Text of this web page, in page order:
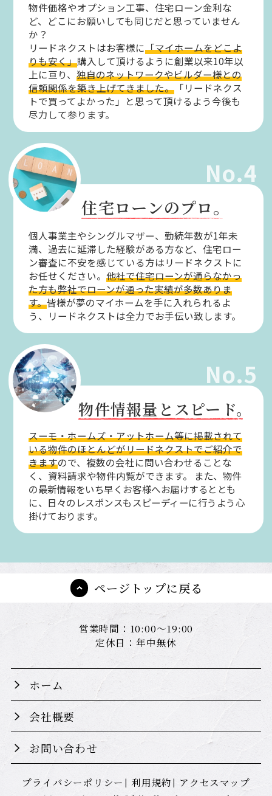
物件価格やオプション工事、住宅ローン金利な
ど、どこにお願いしても同じだと思っていません
か？
リードネクストはお客様に「マイホームをどこよ
りも安く」購入して頂けるように創業以来10年以
上に亘り、独自のネットワークやビルダー様との
信頼関係を築き上げてきました。 「リードネクス
トで買ってよかった」と思って頂けるよう今後も
尽力して参ります。
No.4
住宅ローンのプロ。
個人事業主やシングルマザー、勤続年数が1年未
満、過去に延滞した経験がある方など、住宅ロー
ン審査に不安を感じている方はリードネクストに
お任せください。他社で住宅ローンが通らなかっ
た方も弊社でローンが通った実績が多数ありま
す。皆様が夢のマイホームを手に入れられるよ
う、リードネクストは全力でお手伝い致します。
No.5
物件情報量とスピード。
スーモ・ホームズ・アットホーム等に掲載されて
いる物件のほとんどがリードネクストでご紹介で
きますので、複数の会社に問い合わせることな
く、資料請求や物件内覧ができます。
また、物件
の最新情報をいち早くお客様へお届けするととも
に、日々のレスポンスもスピーディーに行うよう心
掛けております。
ページトップに戻る
営業時間：10:00～19:00
定休日：年中無休
ホーム
会社概要
お問い合わせ
プライバシーポリシー 利用規約 アクセスマップ